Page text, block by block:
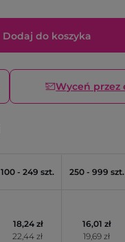
Dodaj do koszyka
Wyceń przez
100 - 249 szt. 250 - 999 szt.
18,24 zł
22,44 zł
16,01 zł
19,69 zł